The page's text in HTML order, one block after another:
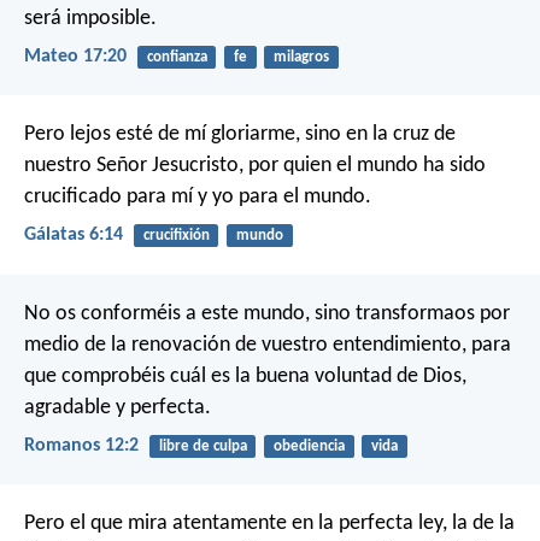
será imposible.
Mateo 17:20 confianza fe milagros
Pero lejos esté de mí gloriarme, sino en la cruz de
nuestro Señor Jesucristo, por quien el mundo ha sido
crucificado para mí y yo para el mundo.
Gálatas 6:14 crucifixión mundo
No os conforméis a este mundo, sino transformaos por
medio de la renovación de vuestro entendimiento, para
que comprobéis cuál es la buena voluntad de Dios,
agradable y perfecta.
Romanos 12:2 libre de culpa obediencia vida
Pero el que mira atentamente en la perfecta ley, la de la